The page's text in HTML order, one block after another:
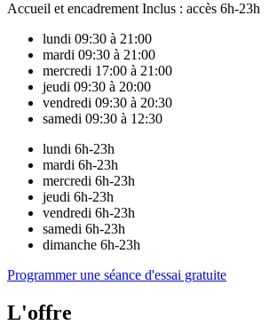
Accueil et encadrement Inclus : accès 6h-23h
lundi 09:30 à 21:00
mardi 09:30 à 21:00
mercredi 17:00 à 21:00
jeudi 09:30 à 20:00
vendredi 09:30 à 20:30
samedi 09:30 à 12:30
lundi 6h-23h
mardi 6h-23h
mercredi 6h-23h
jeudi 6h-23h
vendredi 6h-23h
samedi 6h-23h
dimanche 6h-23h
Programmer une séance d'essai gratuite
L'offre